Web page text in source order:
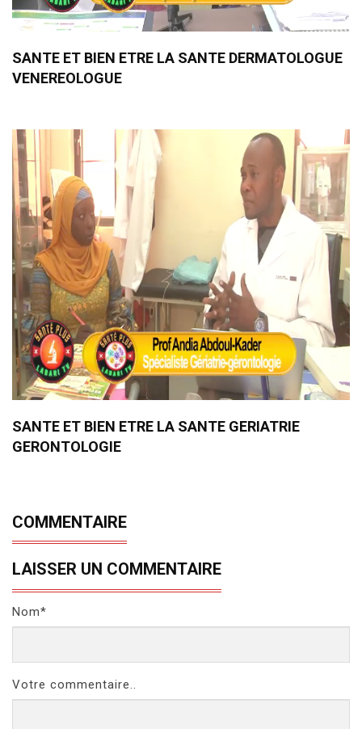
SANTE ET BIEN ETRE LA SANTE DERMATOLOGUE
VENEREOLOGUE
SANTE ET BIEN ETRE LA SANTE GERIATRIE
GERONTOLOGIE
COMMENTAIRE
LAISSER UN COMMENTAIRE
Nom*
Votre commentaire..